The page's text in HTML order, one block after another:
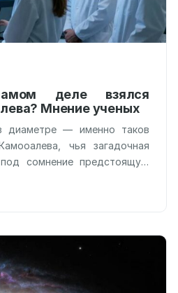
деле взялся
Мнение ученых
диаметре — именно таков
чья загадочная
сомнение предстоящую